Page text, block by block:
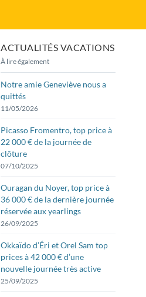
ACTUALITÉS VACATIONS
À lire également
Notre amie Geneviève nous a
quittés
11/05/2026
Picasso Fromentro, top price à
22 000 € de la journée de
clôture
07/10/2025
Ouragan du Noyer, top price à
36 000 € de la dernière journée
réservée aux yearlings
26/09/2025
Okkaïdo d’Éri et Orel Sam top
prices à 42 000 € d’une
nouvelle journée très active
25/09/2025